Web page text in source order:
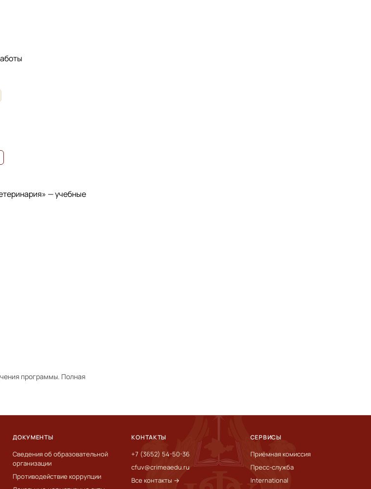
— учебные
программы. Полная
ДОКУМЕНТЫ
Сведения об образовательной
организации
Противодействие коррупции
КОНТАКТЫ
+7 (3652) 54-50-36
cfuv@crimeaedu.ru
Все контакты →
СЕРВИСЫ
Приёмная комиссия
Пресс-служба
International